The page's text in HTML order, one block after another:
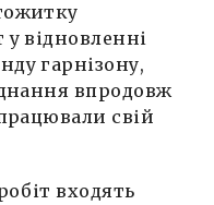
відновленні
гарнізону,
впродовж
свій
входять